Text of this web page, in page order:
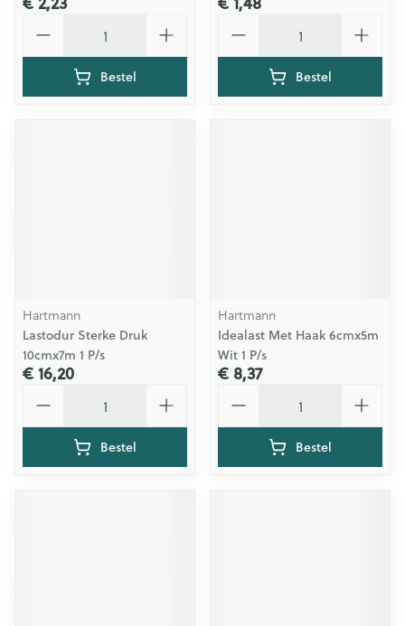
Bestel Bestel
Hartmann
Lastodur Sterke Druk
10cmx7m 1 P/s
€ 16,20
Bestel
Hartmann
Idealast Met Haak 6cmx5m
Wit 1 P/s
€ 8,37
Bestel